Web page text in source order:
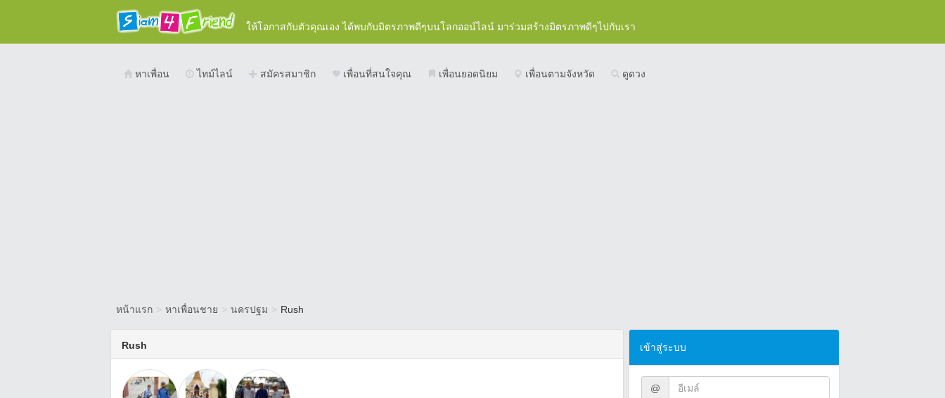
ให้โอกาสกับตัวคุณเอง ได้พบกับมิตรภาพดีๆบนโลกออน์ไลน์ มาร่วมสร้างมิตรภาพดีๆไปกับเรา
หาเพื่อน ไทม์ไลน์ สมัครสมาชิก เพื่อนที่สนใจคุณ เพื่อนยอดนิยม เพื่อนตามจังหวัด ดูดวง
หน้าแรก > หาเพื่อนชาย > นครปฐม > Rush
Rush เข้าสู่ระบบ
@